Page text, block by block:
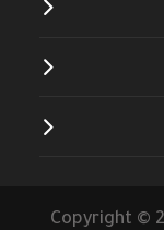
Copyright ©